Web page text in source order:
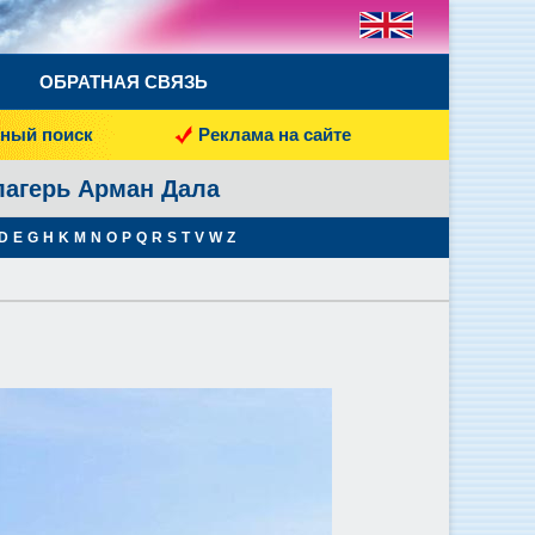
ОБРАТНАЯ СВЯЗЬ
поиск Реклама на сайте
Арман Дала
E G H K M N O P Q R S T V W Z